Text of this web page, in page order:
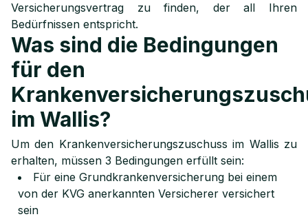
Versicherungsvertrag zu finden, der all Ihren
Bedürfnissen entspricht.
Was sind die Bedingungen
für den
im Wallis?
Um den Krankenversicherungszuschuss im Wallis zu
erhalten, müssen 3 Bedingungen erfüllt sein:
Für eine Grundkrankenversicherung bei einem
von der KVG anerkannten Versicherer versichert
sein